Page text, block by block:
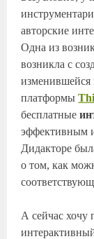
авторские
Одна из
возникла с
изменившейся
платформы
бесплатные
эффективным
Дидакторе
о том, как
А сейчас хочу